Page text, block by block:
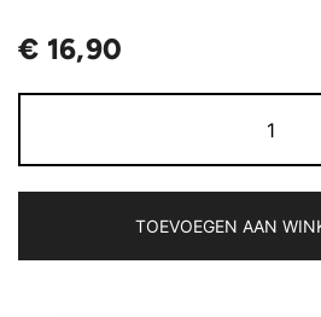
€ 16,90
RCS
met
ruis
TOEVOEGEN AAN